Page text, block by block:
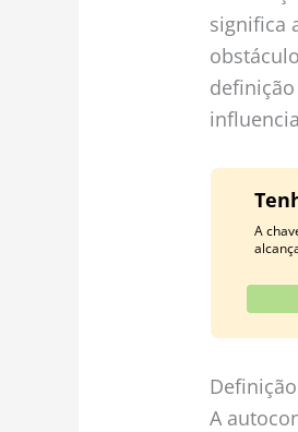
significa
A
A